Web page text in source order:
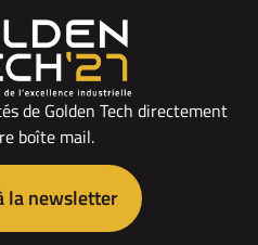
de Golden Tech directement
boîte mail.
la newsletter